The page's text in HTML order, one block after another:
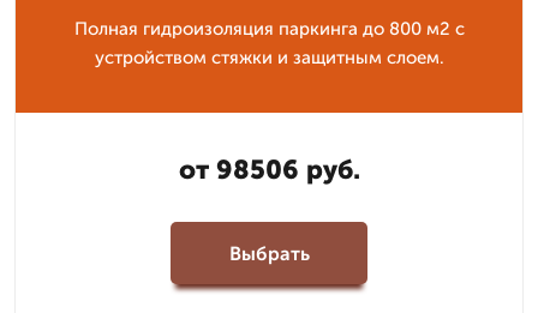
Полная гидроизоляция паркинга до 800 м2 с
устройством стяжки и защитным слоем.
от 98506 руб.
Выбрать